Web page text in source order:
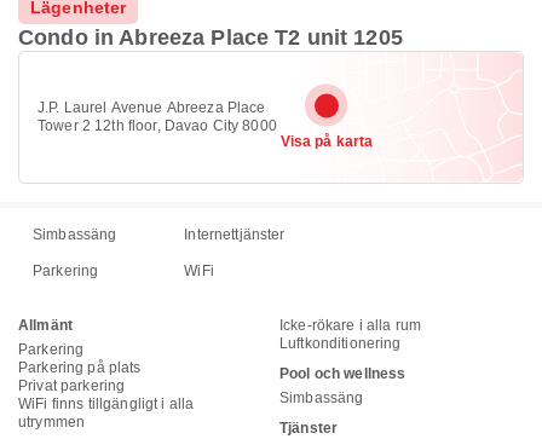
Lägenheter
Condo in Abreeza Place T2 unit 1205
J.P. Laurel Avenue Abreeza Place
Tower 2 12th floor, Davao City 8000
Visa på karta
Simbassäng Internettjänster
Parkering WiFi
Allmänt
Parkering
Parkering på plats
Privat parkering
WiFi finns tillgängligt i alla
utrymmen
Icke-rökare i alla rum
Luftkonditionering
Pool och wellness
Simbassäng
Tjänster